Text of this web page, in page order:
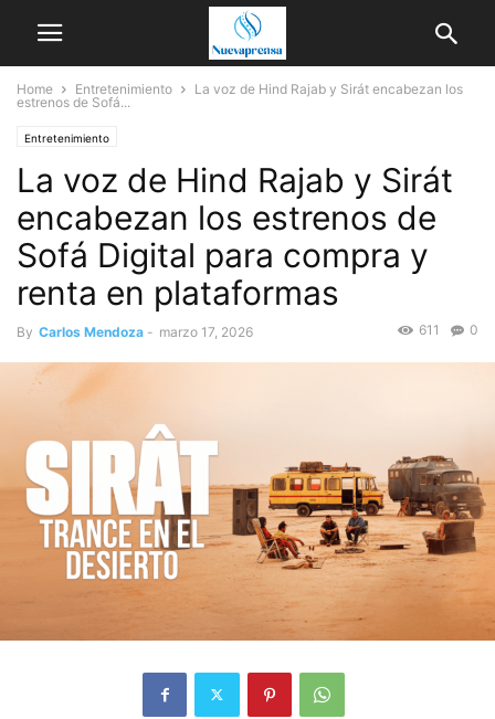
Home Entretenimiento
La voz de Hind Rajab y Sirát encabezan los
estrenos de Sofá...
Entretenimiento
La voz de Hind Rajab y Sirát
encabezan los estrenos de
Sofá Digital para compra y
renta en plataformas
By Carlos Mendoza - marzo 17, 2026 0
611